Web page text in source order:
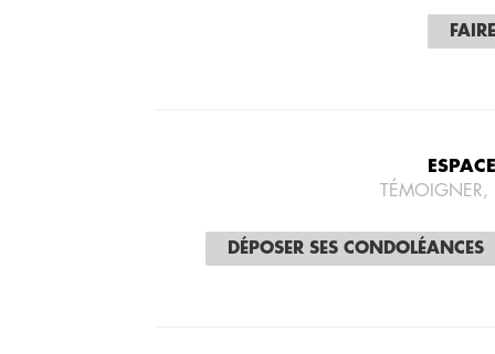
DÉPOSER SES CONDOLÉANCES